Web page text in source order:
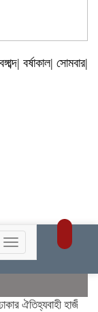
বর্ষাকাল| সোমবার|
Toggle
navigation
হাজী